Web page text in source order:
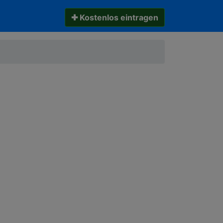
✚ Kostenlos eintragen